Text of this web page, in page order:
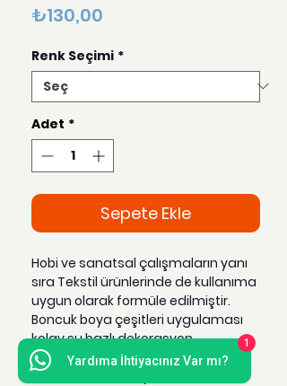
₺130,00
Renk Seçimi *
Adet *
Sepete Ekle
Hobi ve sanatsal çalışmaların yanı
sıra Tekstil ürünlerinde de kullanıma
uygun olarak formüle edilmiştir.
Boncuk boya çeşitleri uygulaması
kolay su bazlı dekorasyon
ürünleridir. Oluşturduğu yarım inci
tanecikleri ile 3 boyutlu tasarımlar
Yardıma İhtiyacınız Var mı?
1